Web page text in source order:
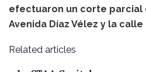
efectuaron un corte parcial
Avenida Díaz Vélez y la calle
Related articles